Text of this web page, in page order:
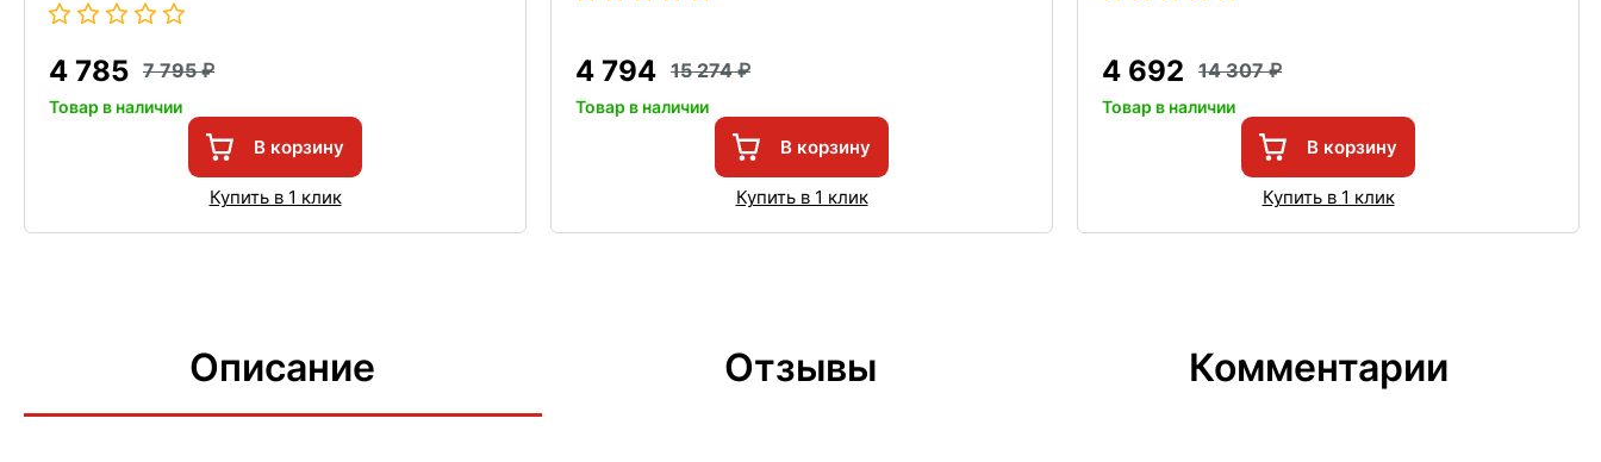
4 785 7 795
Товар в наличии
В корзину
Купить в 1 клик
4 794 15 274
Товар в наличии
В корзину
Купить в 1 клик
4 692 14 307
Товар в наличии
В корзину
Купить в 1 клик
Описание Отзывы Комментарии